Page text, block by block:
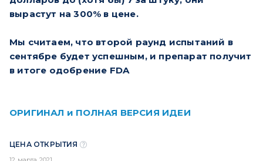
вырастут на 300% в цене.
Мы считаем, что второй раунд испытаний в
сентябре будет успешным, и препарат получит
в итоге одобрение FDA
ОРИГИНАЛ и ПОЛНАЯ ВЕРСИЯ ИДЕИ
ЦЕНА ОТКРЫТИЯ